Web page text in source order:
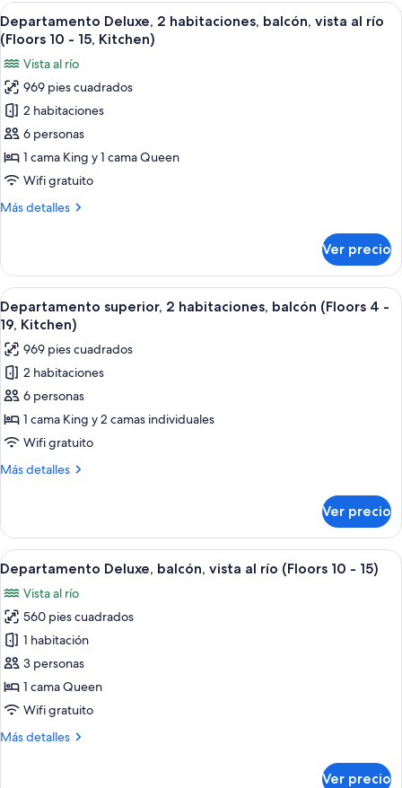
15,
Kitchen)
habitación,
balcón
(Floors
10
15,
Kitchen)
Abrir
todas
las
fotos
de
Departamento
Deluxe,
2
habitaciones,
vista
(Floors
10
-
15,
Kitchen)
Ropa de cama de alta calidad y
7
Departamento Deluxe, 2 habitaciones, balcón, vista al río
(Floors 10 - 15, Kitchen)
Vista al río
969 pies cuadrados
2 habitaciones
6 personas
1 cama King y 1 cama Queen
Wifi gratuito
Más detalles
Más
Deluxe,
habitaciones,
balcón,
vista
al
río
(Floors
10
-
Kitchen)
Ver precio
Abrir
todas
las
fotos
de
Departamento
superior,
2
habitaciones,
4
19,
Kitchen)
Una sala moderna con sofá, una
6
Departamento superior, 2 habitaciones, balcón (Floors 4 -
19, Kitchen)
969 pies cuadrados
2 habitaciones
6 personas
1 cama King y 2 camas individuales
Wifi gratuito
Más detalles
Más
superior,
habitaciones,
balcón
(Floors
4
19,
Kitchen)
Ver precio
Abrir
todas
las
fotos
de
Departamento
Deluxe,
balcón,
al
Una persona sentada junto a una
5
Departamento Deluxe, balcón, vista al río (Floors 10 - 15)
Vista al río
560 pies cuadrados
1 habitación
3 personas
1 cama Queen
Wifi gratuito
Más detalles
Más
Ver precio